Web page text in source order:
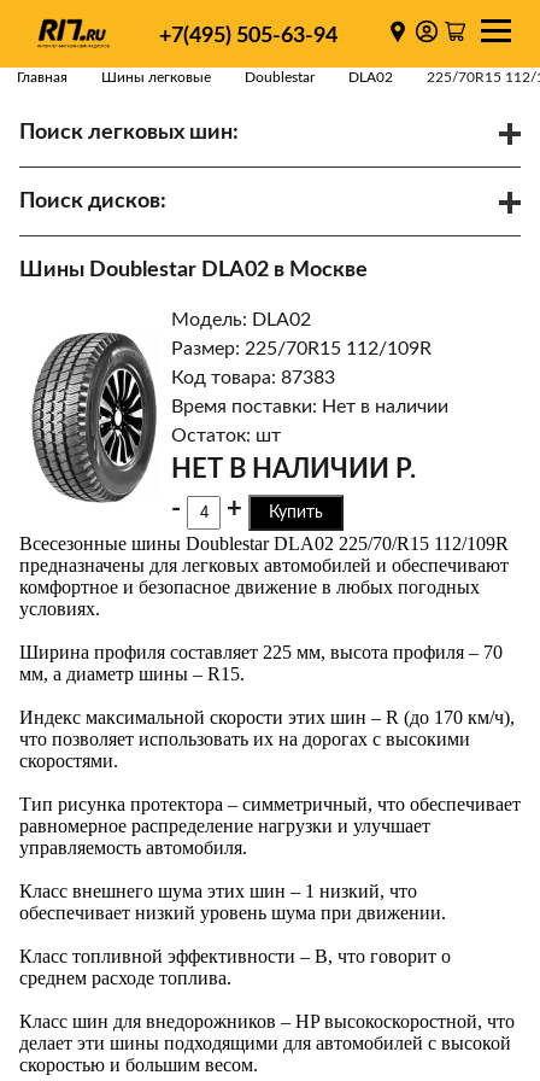
+7(495) 505-63-94
Главная Шины легковые Doublestar DLA02 225/70R15 112/
Поиск легковых шин:
Поиск дисков:
Шины Doublestar DLA02 в Москве
Модель: DLA02
Размер: 225/70R15 112/109R
Код товара: 87383
Время поставки: Нет в наличии
Остаток: шт
НЕТ В НАЛИЧИИ Р.
-
+ Купить
Всесезонные шины Doublestar DLA02 225/70/R15 112/109R
предназначены для легковых автомобилей и обеспечивают
комфортное и безопасное движение в любых погодных
условиях.
Ширина профиля составляет 225 мм, высота профиля – 70
мм, а диаметр шины – R15.
Индекс максимальной скорости этих шин – R (до 170 км/ч),
что позволяет использовать их на дорогах с высокими
скоростями.
Тип рисунка протектора – симметричный, что обеспечивает
равномерное распределение нагрузки и улучшает
управляемость автомобиля.
Класс внешнего шума этих шин – 1 низкий, что
обеспечивает низкий уровень шума при движении.
Класс топливной эффективности – B, что говорит о
среднем расходе топлива.
Класс шин для внедорожников – HP высокоскоростной, что
делает эти шины подходящими для автомобилей с высокой
скоростью и большим весом.